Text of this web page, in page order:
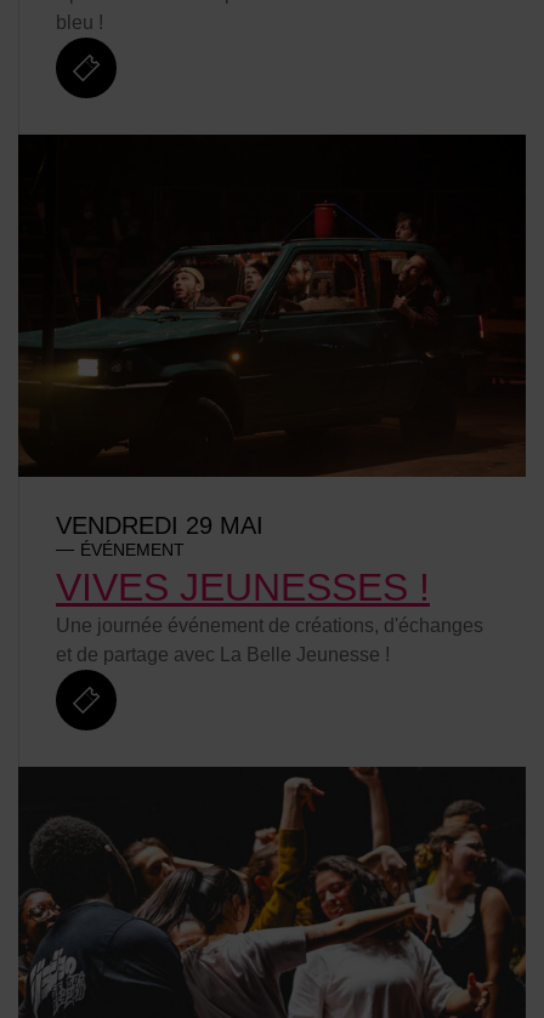
bleu !
billetterie
VIVES JEUNESSES !
VENDREDI 29 MAI
ÉVÉNEMENT
Une journée événement de créations, d'échanges
et de partage avec La Belle Jeunesse !
billetterie